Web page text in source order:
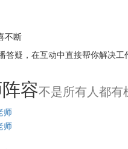
不断
疑，在互动中直接帮你解决工
容不是所有人都有